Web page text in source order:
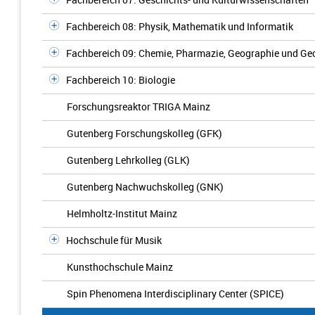
Fachbereich 08: Physik, Mathematik und Informatik
Fachbereich 09: Chemie, Pharmazie, Geographie und
Fachbereich 10: Biologie
Forschungsreaktor TRIGA Mainz
Gutenberg Forschungskolleg (GFK)
Gutenberg Lehrkolleg (GLK)
Gutenberg Nachwuchskolleg (GNK)
Helmholtz-Institut Mainz
Hochschule für Musik
Kunsthochschule Mainz
Spin Phenomena Interdisciplinary Center (SPICE)